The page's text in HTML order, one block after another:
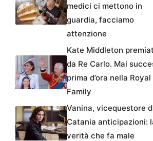
medici ci mettono in
guardia, facciamo
attenzione
Kate Middleton
da Re Carlo. Mai
prima d’ora nella Royal
Family
Vanina, vicequestore
Catania anticipazioni:
verità che fa male